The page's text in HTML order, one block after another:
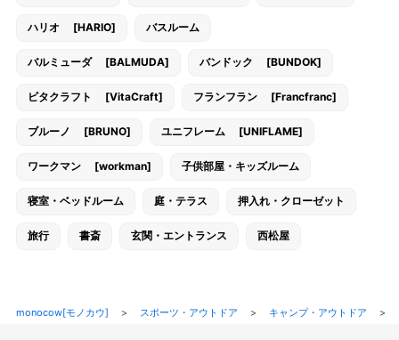
ハリオ [HARIO] バスルーム
バルミューダ [BALMUDA] バンドック [BUNDOK]
ビタクラフト [VitaCraft] フランフラン [Francfranc]
ブルーノ [BRUNO] ユニフレーム [UNIFLAME]
ワークマン [workman] 子供部屋・キッズルーム
寝室・ベッドルーム 庭・テラス 押入れ・クローゼット
旅行 書斎 玄関・エントランス 西松屋
monocow[モノカウ] > スポーツ・アウトドア > キャンプ・アウトドア >